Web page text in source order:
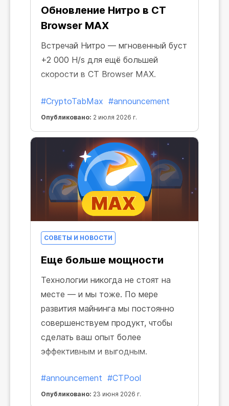
Обновление Нитро в CT
Browser MAX
Встречай Нитро — мгновенный буст
+2 000 H/s для ещё большей
скорости в CT Browser MAX.
#CryptoTabMax #announcement
Опубликовано: 2 июля 2026 г.
СОВЕТЫ И НОВОСТИ
Еще больше мощности
Технологии никогда не стоят на
месте — и мы тоже. По мере
развития майнинга мы постоянно
совершенствуем продукт, чтобы
сделать ваш опыт более
эффективным и выгодным.
#announcement #CTPool
Опубликовано: 23 июня 2026 г.